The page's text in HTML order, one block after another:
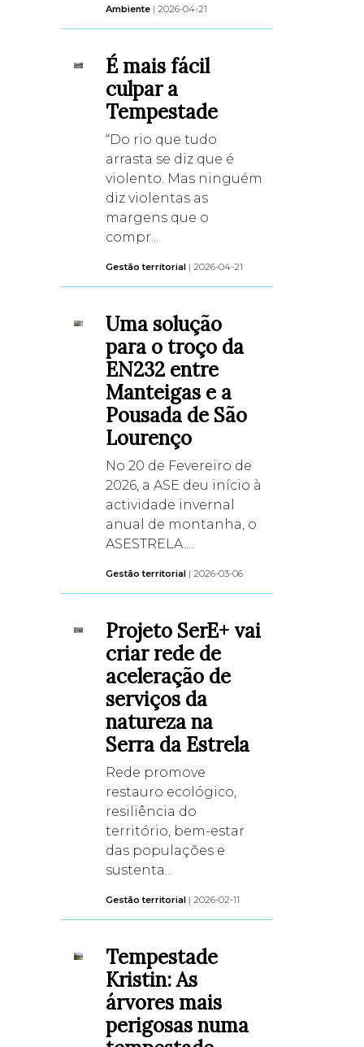
Ambiente | 2026-04-21
É mais fácil
culpar a
Tempestade
“Do rio que tudo
arrasta se diz que é
violento. Mas ninguém
diz violentas as
margens que o
compr...
Gestão territorial | 2026-04-21
Uma solução
para o troço da
EN232 entre
Manteigas e a
Pousada de São
Lourenço
No 20 de Fevereiro de
2026, a ASE deu início à
actividade invernal
anual de montanha, o
ASESTRELA....
Gestão territorial | 2026-03-06
Projeto SerE+ vai
criar rede de
aceleração de
serviços da
natureza na
Serra da Estrela
Rede promove
restauro ecológico,
resiliência do
território, bem-estar
das populações e
sustenta...
Gestão territorial | 2026-02-11
Tempestade
Kristin: As
árvores mais
perigosas numa